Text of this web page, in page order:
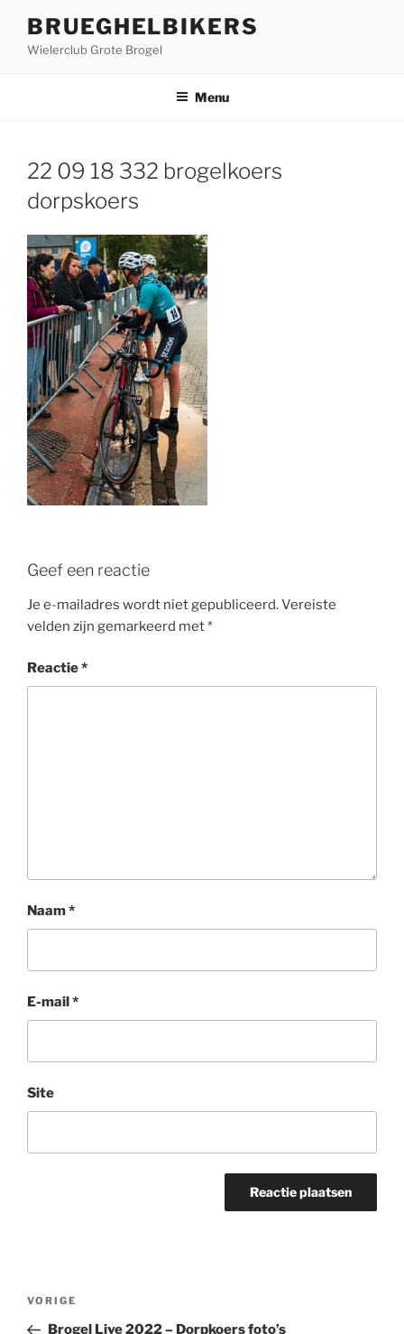
BRUEGHELBIKERS
Wielerclub Grote Brogel
Menu
22 09 18 332 brogelkoers
dorpskoers
Geef een reactie
Je e-mailadres wordt niet gepubliceerd.Vereiste
velden zijn gemarkeerd met*
Reactie*
Naam*
E-mail*
Site
Bericht
Vorig
bericht
VORIGE
Brogel Live 2022 – Dorpkoers foto’s